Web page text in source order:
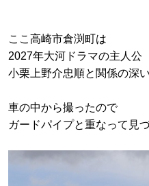
ここ高崎市倉渕町は
2027年大河ドラマの主人公
小栗上野介忠順と関係の深
車の中から撮ったので
ガードパイプと重なって見